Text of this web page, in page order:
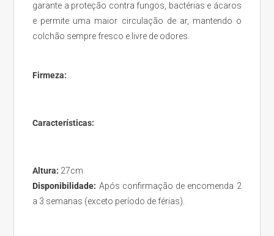
garante a proteção contra fungos, bactérias e ácaros
e permite uma maior circulação de ar, mantendo o
colchão sempre fresco e livre de odores.
Firmeza:
Características:
Altura: 27cm
Disponibilidade: Após confirmação de encomenda 2
a 3 semanas (exceto período de férias).